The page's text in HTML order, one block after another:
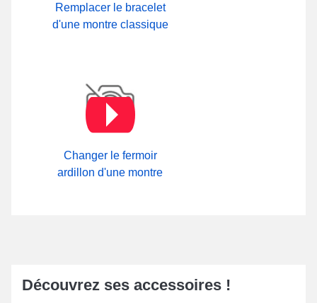
Remplacer le bracelet
d'une montre classique
Changer le fermoir
ardillon d'une montre
Découvrez ses accessoires !